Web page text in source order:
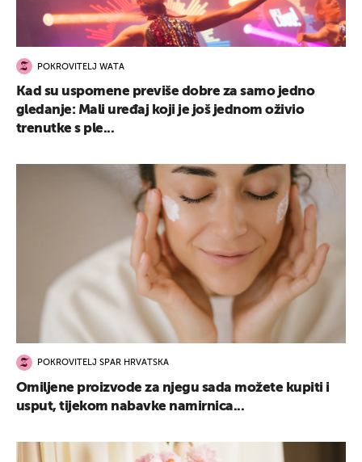
POKROVITELJ WATA
Kad su uspomene previše dobre za samo jedno
gledanje: Mali uređaj koji je još jednom oživio
trenutke s ple...
POKROVITELJ SPAR HRVATSKA
Omiljene proizvode za njegu sada možete kupiti i
usput, tijekom nabavke namirnica...